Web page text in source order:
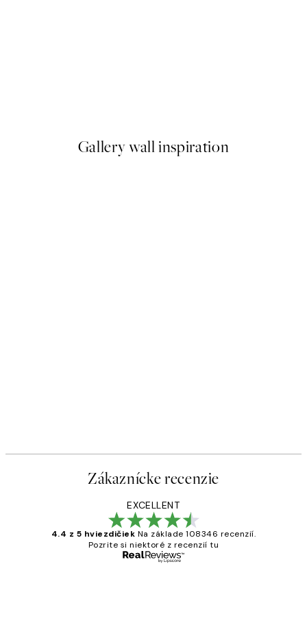
Gallery wall inspiration
Zákaznícke recenzie
EXCELLENT
4.4 z 5 hviezdičiek Na základe 108346 recenzií.
Pozrite si niektoré z recenzií tu